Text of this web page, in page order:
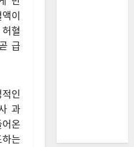
이
혈
급
인
과
온
는